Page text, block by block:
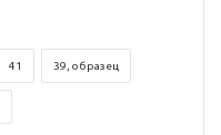
41 39, образец